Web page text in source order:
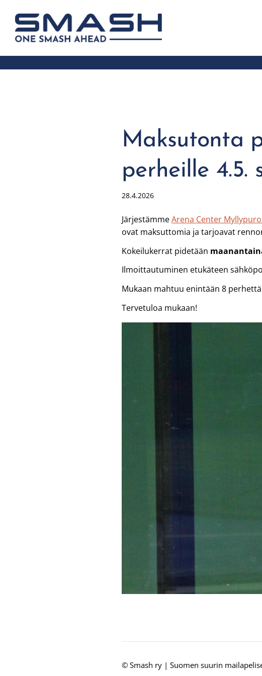
Siirry
sivun
sisältöön
Smash ry - Suomen suurin mailapeliseura
Maksutonta
perheille 4.5.
28.4.2026
JärjestämmeArena Center
ovat maksuttomia ja tarjoavat
Kokeilukerrat pidetään
Ilmoittautuminen etukäteen
Mukaan mahtuu enintään 8
Tervetuloa mukaan!
© Smash ry | Suomen suurin